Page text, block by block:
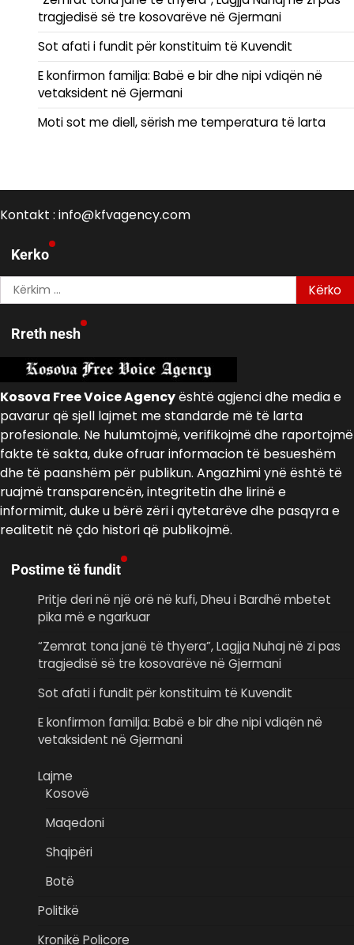
tragjedisë së tre kosovarëve në Gjermani
Sot afati i fundit për konstituim të Kuvendit
E konfirmon familja: Babë e bir dhe nipi vdiqën në
vetaksident në Gjermani
Moti sot me diell, sërish me temperatura të larta
Kontakt : info@kfvagency.com
Kerko
Kërko
për:
Rreth nesh
Kosova Free Voice Agencyështë agjenci dhe media e
pavarur që sjell lajmet me standarde më të larta
profesionale. Ne hulumtojmë, verifikojmë dhe raportojmë
fakte të sakta, duke ofruar informacion të besueshëm
dhe të paanshëm për publikun. Angazhimi ynë është të
ruajmë transparencën, integritetin dhe lirinë e
informimit, duke u bërë zëri i qytetarëve dhe pasqyra e
realitetit në çdo histori që publikojmë.
Postime të fundit
Pritje deri në një orë në kufi, Dheu i Bardhë mbetet
pika më e ngarkuar
“Zemrat tona janë të thyera”, Lagjja Nuhaj në zi pas
tragjedisë së tre kosovarëve në Gjermani
Sot afati i fundit për konstituim të Kuvendit
E konfirmon familja: Babë e bir dhe nipi vdiqën në
vetaksident në Gjermani
Lajme
Kosovë
Maqedoni
Shqipëri
Botë
Politikë
Kronikë Policore